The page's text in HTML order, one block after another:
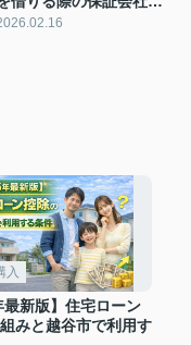
！審査時の必要書類や
入
新版】住宅ローン
みと越谷市で利用す